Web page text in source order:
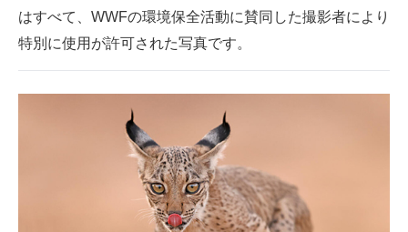
はすべて、WWFの環境保全活動に賛同した撮影者により
特別に使用が許可された写真です。